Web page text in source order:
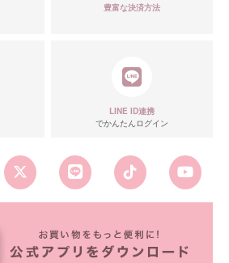
豊富な決済方法
LINE ID連携
でかんたんログイン